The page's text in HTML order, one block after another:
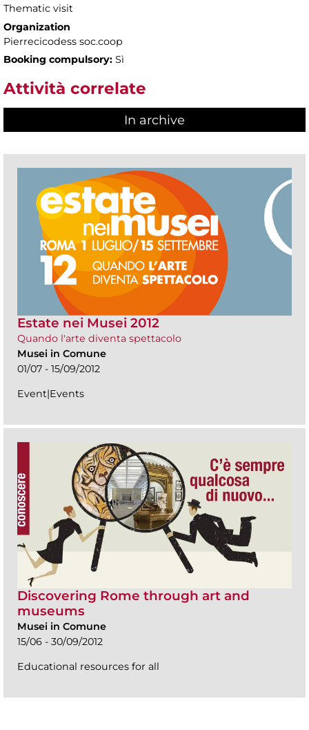
Thematic visit
Organization
Pierrecicodess soc.coop
Booking compulsory: Sì
Attività correlate
In archive
Estate nei Musei 2012
Quando l'arte diventa spettacolo
Musei in Comune
01/07 - 15/09/2012
Event|Events
Discovering Rome through art and
museums
Musei in Comune
15/06 - 30/09/2012
Educational resources for all